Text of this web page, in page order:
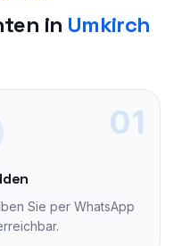
in Umkirch
01
Sie per WhatsApp